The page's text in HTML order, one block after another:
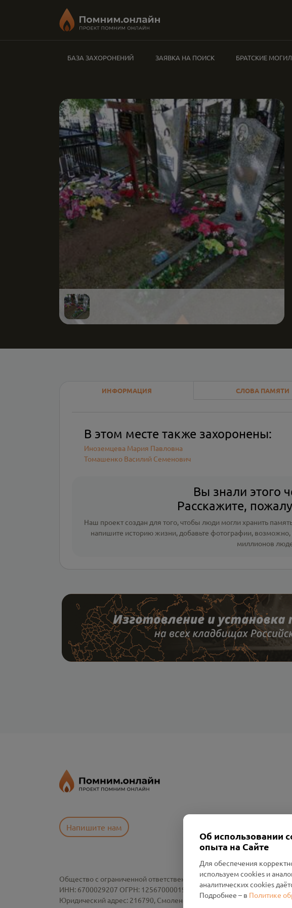
БАЗА ЗАХОРОНЕНИЙ ЗАЯВКА НА ПОИСК БРАТСКИЕ
ИНФОРМАЦИЯ СЛОВА ПАМЯТИ
В этом месте также захоронены:
Иноземцева Мария Павловна
Томашенко Василий Семенович
Вы знали этого
Расскажите,
Наш проект создан для того, чтобы люди могли хранить
напишите историю жизни, добавьте фотографии, возможно,
миллионов
Напишите нам
Общество с ограниченной ответственностью «Смоленский Проект
ИНН: 6700029207 ОГРН: 1256700001986
Юридический адрес: 216790, Смоленская область, р-н Руднянский, г.
Об использовании
опыта на Сайте
Для обеспечения
используем cookies и
аналитических cookies
Подробнее – в Политике